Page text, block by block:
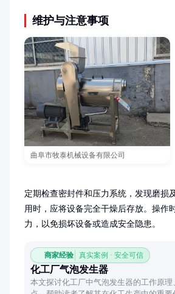
维护与注意事项
曲阜市牧泰机械设备有限公司
定期检查密封件和压力系统，发现磨损
用时，应将设备完全干燥后存放。操作
力，以免损坏设备或造成安全隐患。
商家经验 真实案例 · 安全可信
化工厂气泡发生器
本文探讨化工厂中气泡发生器的工作原